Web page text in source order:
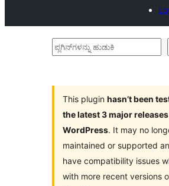
ಪ್ಲಗಿನ್‌ಗಳನ್ನು
This plugin hasn’t been
the latest 3 major
WordPress. It may no
maintained or supported
have compatibility issues
with more recent versions